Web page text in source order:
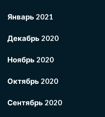
Январь 2021
Декабрь 2020
Ноябрь 2020
Октябрь 2020
Сентябрь 2020